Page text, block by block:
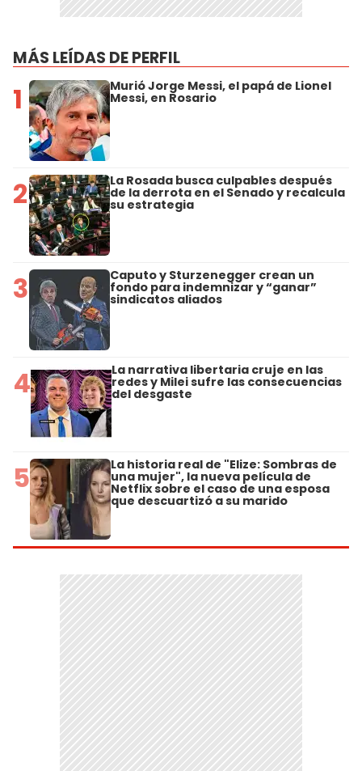
MÁS LEÍDAS DE PERFIL
1 Murió Jorge Messi, el papá de Lionel
Messi, en Rosario
2 La Rosada busca culpables después
de la derrota en el Senado y recalcula
su estrategia
3 Caputo y Sturzenegger crean un
fondo para indemnizar y “ganar”
sindicatos aliados
4 La narrativa libertaria cruje en las
redes y Milei sufre las consecuencias
del desgaste
5 La historia real de "Elize: Sombras de
una mujer", la nueva película de
Netflix sobre el caso de una esposa
que descuartizó a su marido